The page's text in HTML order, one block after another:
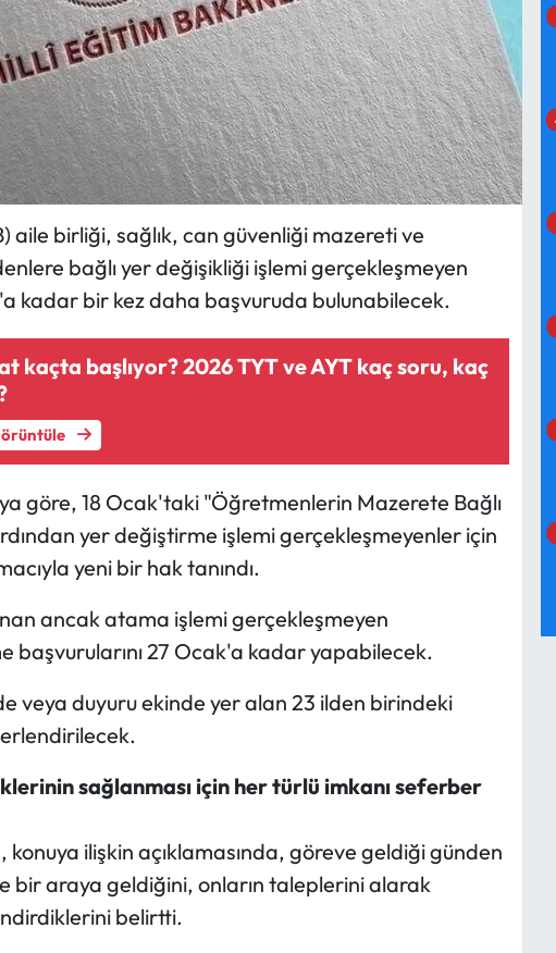
aile birliği, sağlık, can güvenliği mazereti ve
bağlı yer değişikliği işlemi gerçekleşmeyen
kadar bir kez daha başvuruda bulunabilecek.
kaçta başlıyor? 2026 TYT ve AYT kaç soru, kaç
göre, 18 Ocak'taki "Öğretmenlerin Mazerete Bağlı
yer değiştirme işlemi gerçekleşmeyenler için
yeni bir hak tanındı.
ancak atama işlemi gerçekleşmeyen
başvurularını 27 Ocak'a kadar yapabilecek.
veya duyuru ekinde yer alan 23 ilden birindeki
sağlanması için her türlü imkanı seferber
konuya ilişkin açıklamasında, göreve geldiği günden
bir araya geldiğini, onların taleplerini alarak
belirtti.